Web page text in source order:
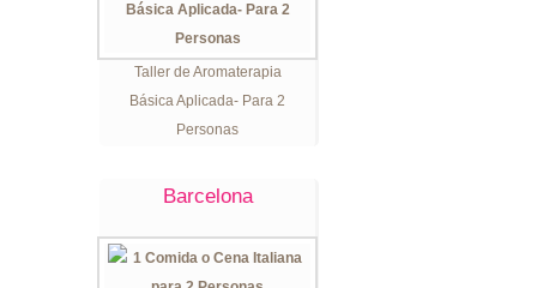
Taller de Aromaterapia
Básica Aplicada- Para 2
Personas
Barcelona